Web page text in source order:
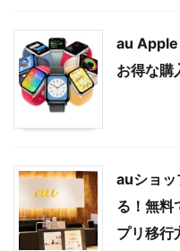
au Apple
お得な購
auショッ
る！無料
プリ移行